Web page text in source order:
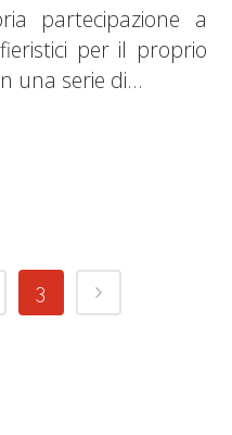
partecipazione a
per il proprio
una serie di...
3